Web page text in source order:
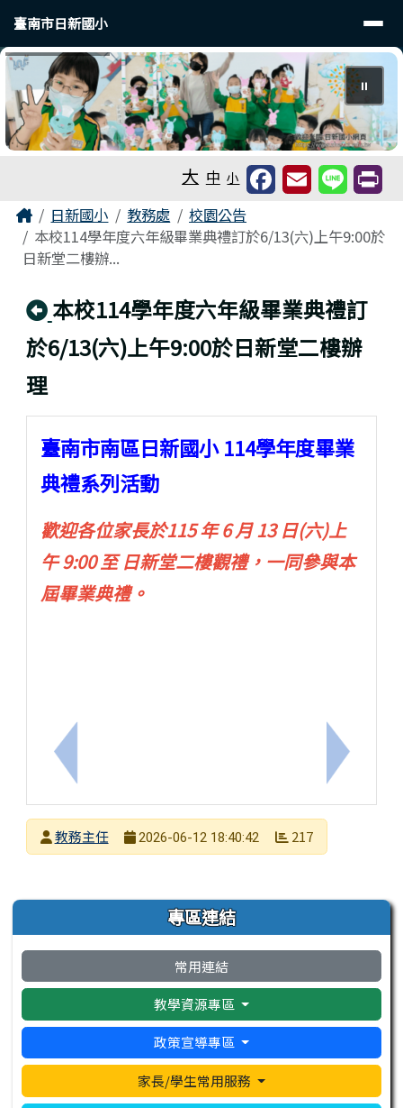
臺南市日新國小
導覽列
臺南市日新國小
⏸
大 中 小
主內容區域
Home日新國小 教務處
校園公告
本校114學年度六年級畢業典禮訂於6/13(六)上午9:00於
日新堂二樓辦...
回上頁
本校114學年度六年級畢業典禮訂
於6/13(六)上午9:00於日新堂二樓辦
理
上一筆：臺南市日新國小114學年度 「卡禾貝企業才
臺南市南區日新國小 114學年度畢業
典禮系列活動
歡迎各位家長於115 年 6 月 13 日(六)上
午 9:00 至 日新堂二樓觀禮，一同參與本
屆畢業典禮。
下一筆：
發布者
教務主任
2026-06-12 18:40:42 217
左邊區域內容 專區連結
常用連結
教學資源專區
政策宣導專區
家長/學生常用服務
頁尾區域